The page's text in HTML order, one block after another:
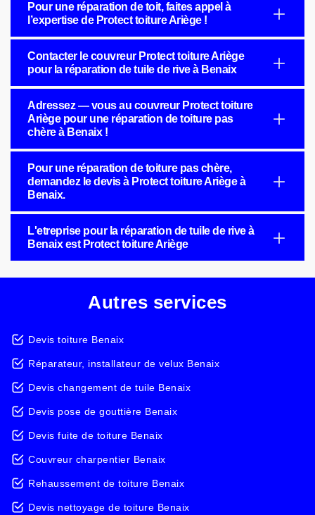
Pour une réparation de toit, faites appel à
l’expertise de Protect toiture Ariège !
Contacter le couvreur Protect toiture Ariège
pour la réparation de tuile de rive à Benaix
Adressez — vous au couvreur Protect toiture
Ariège pour une réparation de toiture pas
chère à Benaix !
Pour une réparation de toiture pas chère,
demandez le devis à Protect toiture Ariège à
Benaix.
L'etreprise pour la réparation de tuile de rive à
Benaix est Protect toiture Ariège
Autres services
Devis toiture Benaix
Réparateur, installateur de velux Benaix
Devis changement de tuile Benaix
Devis pose de gouttière Benaix
Devis fuite de toiture Benaix
Couvreur charpentier Benaix
Rehaussement de toiture Benaix
Devis nettoyage de toiture Benaix